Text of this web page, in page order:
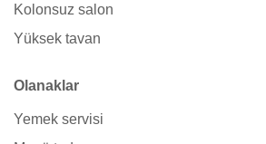
Kolonsuz salon
Yüksek tavan
Olanaklar
Yemek servisi